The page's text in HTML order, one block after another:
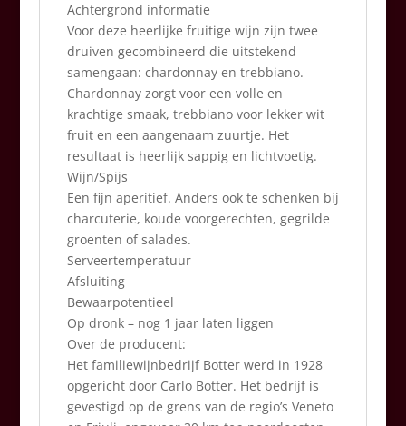
Achtergrond informatie
Voor deze heerlijke fruitige wijn zijn twee
druiven gecombineerd die uitstekend
samengaan: chardonnay en trebbiano.
Chardonnay zorgt voor een volle en
krachtige smaak, trebbiano voor lekker wit
fruit en een aangenaam zuurtje. Het
resultaat is heerlijk sappig en lichtvoetig.
Wijn/Spijs
Een fijn aperitief. Anders ook te schenken bij
charcuterie, koude voorgerechten, gegrilde
groenten of salades.
Serveertemperatuur
Afsluiting
Bewaarpotentieel
Op dronk – nog 1 jaar laten liggen
Over de producent:
Het familiewijnbedrijf Botter werd in 1928
opgericht door Carlo Botter. Het bedrijf is
gevestigd op de grens van de regio’s Veneto